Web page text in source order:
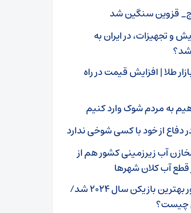
قزوین سنگین شد
و تجهیزات، در ایران به
طلا | افزایش قیمت در راه
به مردم شوک وارد کنیم
دفاع از خود با کسی شوخی ندارد
آب زیرزمینی کشور هم از
آب کلان‌ شهرها
وینیسیوس جونیور بهترین بازیکن سال ۲۰۲۴ شد/
چیست؟